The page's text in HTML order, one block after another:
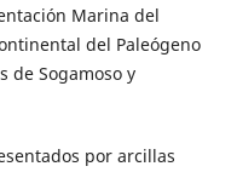
Marina del
del Paleógeno
de Sogamoso y
por arcillas